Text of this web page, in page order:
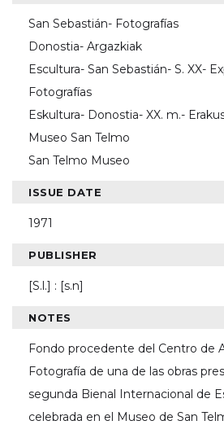
San Sebastián- Fotografías
Donostia- Argazkiak
Escultura- San Sebastián- S. XX-
Fotografías
Eskultura- Donostia- XX. m.-
Museo San Telmo
San Telmo Museo
ISSUE DATE
1971
PUBLISHER
[S.l.] : [s.n]
NOTES
Fondo procedente del Centro de
Fotografía de una de las obras
segunda Bienal Internacional de
celebrada en el Museo de San